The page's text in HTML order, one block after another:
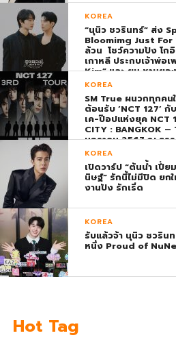
KOREA
“นุนิว ชวรินทร์” ส่ง
Bloomimg Just For
ล้วน โชว์ความปัง โก
เกาหลี ประกบเจ้าพ่อ
Kim” และ ยุน ชานยอ
พุ่ง ติดอันดับ 1 โลก
KOREA
SM True ผนวกทุกคน
ต้อนรับ ‘NCT 127’
เค-ป๊อปแห่งยุค NCT
CITY : BANGKOK –
มกราคม 2567 ณ ธร
ตอบรับยิ่งใหญ่สมการ
ทุกที่นั่งทันทีที่เปิดจำหน่
KOREA
เปิดวาร์ป “ต้นน้ำ เปี่ย
นิษฐ์” รักนี้ไม่มีปิด ยก
งานปัง รักเริ่ด
KOREA
รับแล้วจ้า นุนิว ชวริ
หนึ่ง Proud of
Hot Tag